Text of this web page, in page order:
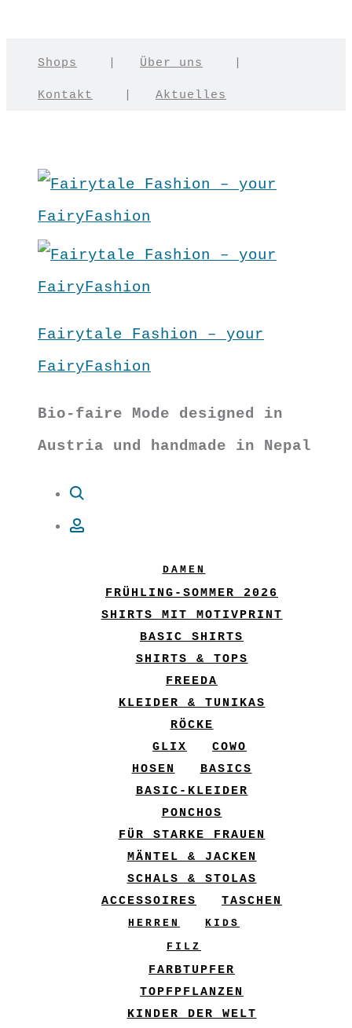
Shops Über uns
Kontakt Aktuelles
Fairytale Fashion – your
FairyFashion
Bio-faire Mode designed in
Austria und handmade in Nepal
DAMEN
FRÜHLING-SOMMER 2026
SHIRTS MIT MOTIVPRINT
BASIC SHIRTS
SHIRTS & TOPS
FREEDA
KLEIDER & TUNIKAS
RÖCKE
GLIX
COWO
HOSEN
BASICS
BASIC-KLEIDER
PONCHOS
FÜR STARKE FRAUEN
MÄNTEL & JACKEN
SCHALS & STOLAS
ACCESSOIRES
TASCHEN
HERREN
KIDS
FILZ
FARBTUPFER
TOPFPFLANZEN
KINDER DER WELT